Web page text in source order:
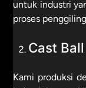
untuk industri
proses
Cast Ball
Kami produksi